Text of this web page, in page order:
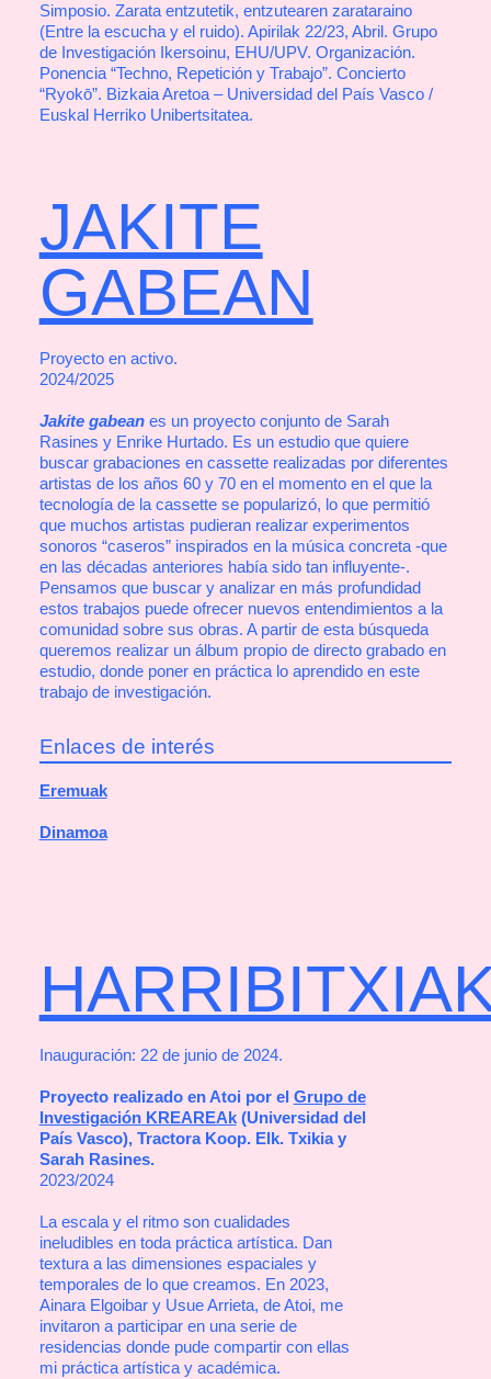
Simposio. Zarata entzutetik, entzutearen zarataraino
(Entre la escucha y el ruido). Apirilak 22/23, Abril. Grupo
de Investigación Ikersoinu, EHU/UPV. Organización.
Ponencia “Techno, Repetición y Trabajo”. Concierto
“Ryokō”. Bizkaia Aretoa – Universidad del País Vasco /
Euskal Herriko Unibertsitatea.
JAKITE
GABEAN
Proyecto en activo.
2024/2025
Jakite gabeanes un proyecto conjunto de Sarah
Rasines y Enrike Hurtado. Es un estudio que quiere
buscar grabaciones en cassette realizadas por diferentes
artistas de los años 60 y 70 en el momento en el que la
tecnología de la cassette se popularizó, lo que permitió
que muchos artistas pudieran realizar experimentos
sonoros “caseros” inspirados en la música concreta -que
en las décadas anteriores había sido tan influyente-.
Pensamos que buscar y analizar en más profundidad
estos trabajos puede ofrecer nuevos entendimientos a la
comunidad sobre sus obras. A partir de esta búsqueda
queremos realizar un álbum propio de directo grabado en
estudio, donde poner en práctica lo aprendido en este
trabajo de investigación.
Enlaces de interés
Eremuak
Dinamoa
Inauguración: 22 de junio de 2024.
Proyecto realizado en Atoi por el Grupo de
Investigación KREAREAk(Universidad del
País Vasco), Tractora Koop. Elk. Txikia y
Sarah Rasines.
2023/2024
La escala y el ritmo son cualidades
ineludibles en toda práctica artística. Dan
textura a las dimensiones espaciales y
temporales de lo que creamos. En 2023,
Ainara Elgoibar y Usue Arrieta, de Atoi, me
invitaron a participar en una serie de
residencias donde pude compartir con ellas
mi práctica artística y académica.